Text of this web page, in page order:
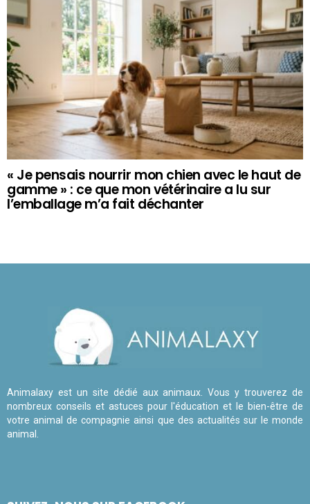
« Je pensais nourrir mon chien avec le haut de
gamme » : ce que mon vétérinaire a lu sur
l’emballage m’a fait déchanter
Animalaxy est un site dédié aux animaux. Vous y trouverez de
nombreux conseils et astuces pour l'éducation et le bien-être de
votre animal de compagnie ainsi que des actualités sur le monde
animal.